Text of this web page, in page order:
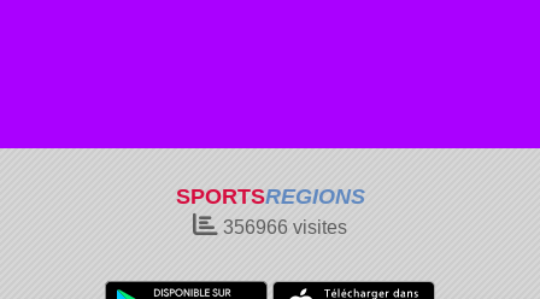
SPORTSREGIONS
356966 visites